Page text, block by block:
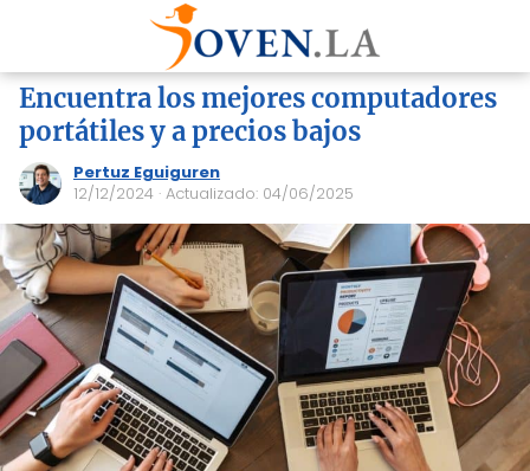
Encuentra los mejores computadores
portátiles y a precios bajos
Pertuz Eguiguren
12/12/2024 · Actualizado: 04/06/2025